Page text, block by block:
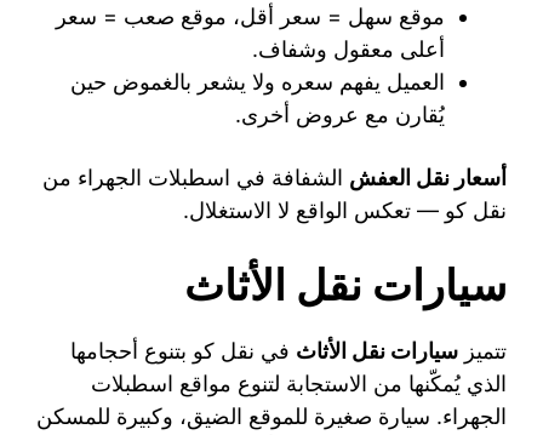
موقع سهل = سعر أقل، موقع صعب = سعر
أعلى معقول وشفاف.
العميل يفهم سعره ولا يشعر بالغموض حين
يُقارن مع عروض أخرى.
أسعار نقل العفش الشفافة في اسطبلات الجهراء من
نقل كو — تعكس الواقع لا الاستغلال.
سيارات نقل الأثاث
تتميز سيارات نقل الأثاث في نقل كو بتنوع أحجامها
الذي يُمكّنها من الاستجابة لتنوع مواقع اسطبلات
الجهراء. سيارة صغيرة للموقع الضيق، وكبيرة للمسكن